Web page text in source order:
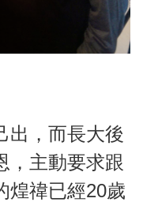
出，而長大後
，主動要求跟
煌禕已經20歲